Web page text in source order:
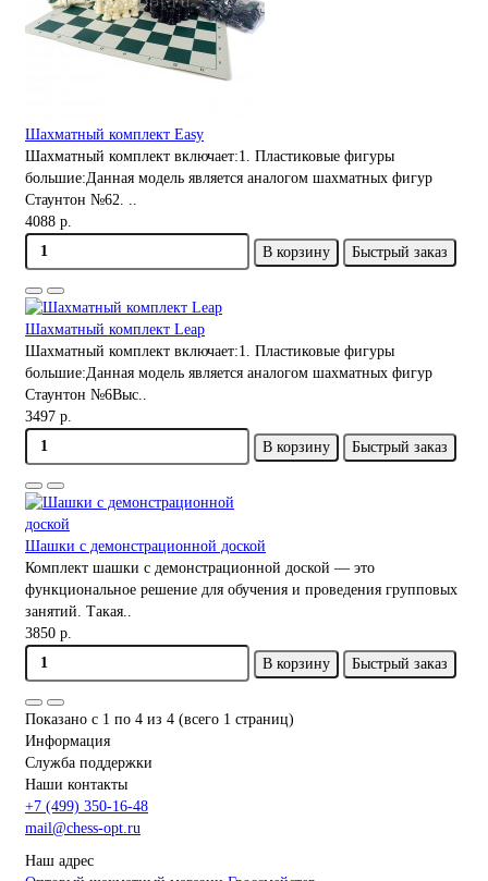
Шахматный комплект Easy
Шахматный комплект включает:1. Пластиковые фигуры
большие:Данная модель является аналогом шахматных фигур
Стаунтон №62. ..
4088 р.
В корзину
Быстрый заказ
Шахматный комплект Leap
Шахматный комплект включает:1. Пластиковые фигуры
большие:Данная модель является аналогом шахматных фигур
Стаунтон №6Выс..
3497 р.
В корзину
Быстрый заказ
Шашки с демонстрационной доской
Комплект шашки с демонстрационной доской — это
функциональное решение для обучения и проведения групповых
занятий. Такая..
3850 р.
В корзину
Быстрый заказ
Показано с 1 по 4 из 4 (всего 1 страниц)
Информация
Служба поддержки
Наши контакты
+7 (499) 350-16-48
mail@chess-opt.ru
Наш адрес